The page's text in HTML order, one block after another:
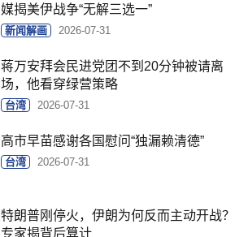
媒揭美伊战争“无解三选一”
新闻解画 2026-07-31
蒋万安拜会民进党团不到20分钟被请离
场，他看穿绿营策略
台湾 2026-07-31
高市早苗感谢各国慰问“独漏赖清德”
台湾 2026-07-31
特朗普刚停火，伊朗为何反而主动开战？
专家揭背后算计